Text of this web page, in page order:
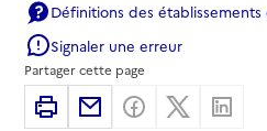
Service autonomie à
O2
Adresse
4 chemin du Radel
12200-Villefranche-de-
Définitions des établissements
Signaler une erreur
Partager cette page
ImprimerPartager par email
Partager sur
Partager